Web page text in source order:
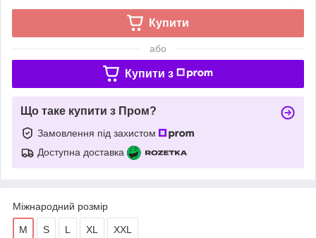
Купити
або
Купити з
Що таке купити з Пром?
Замовлення під захистом
Доступна доставка
Міжнародний розмір
M S L XL XXL